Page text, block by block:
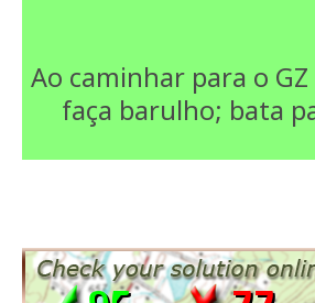
Ao caminhar para o
faça barulho; bata